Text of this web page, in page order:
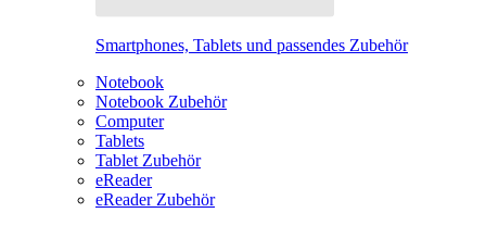
Smartphones, Tablets und passendes Zubehör
Notebook
Notebook Zubehör
Computer
Tablets
Tablet Zubehör
eReader
eReader Zubehör